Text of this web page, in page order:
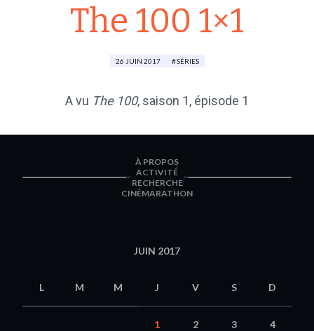
The 100 1×1
26 JUIN 2017 SÉRIES
A vu The 100, saison 1, épisode 1
À PROPOS
ACTIVITÉ
RECHERCHE
CINÉMARATHON
JUIN 2017
L M M J V S D
1 2 3 4